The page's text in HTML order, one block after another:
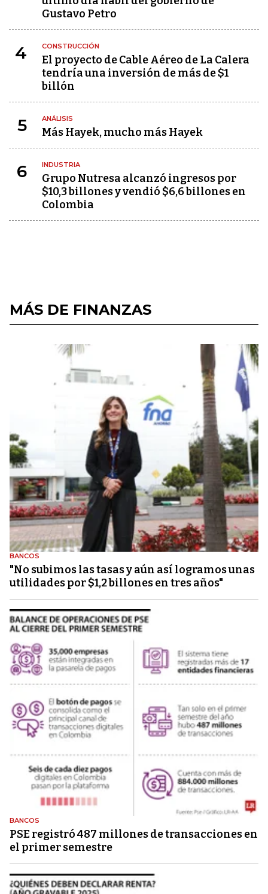
Gustavo Petro
4 CONSTRUCCIÓN
El proyecto de Cable Aéreo de La Calera
tendría una inversión de más de $1
billón
5 ANÁLISIS
Más Hayek, mucho más Hayek
6 INDUSTRIA
Grupo Nutresa alcanzó ingresos por
$10,3 billones y vendió $6,6 billones en
Colombia
MÁS DE FINANZAS
BANCOS
"No subimos las tasas y aún así logramos unas
utilidades por $1,2 billones en tres años"
BANCOS
PSE registró 487 millones de transacciones en
el primer semestre